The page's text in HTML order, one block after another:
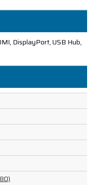
DisplayPort, USB Hub,